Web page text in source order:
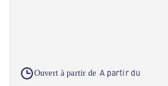
Ouvert à partir de A partir du